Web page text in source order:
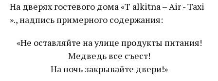
На дверях гостевого дома «T alkitna – Air - Taxi
»., надпись примерного содержания:
«Не оставляйте на улице продукты питания!
Медведь все съест!
На ночь закрывайте двери!»